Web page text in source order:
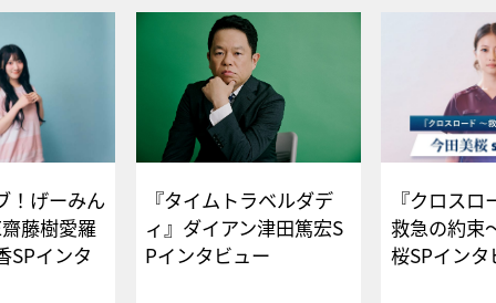
！げーみん
藤樹愛羅
SPインタ
『タイムトラベルダデ
ィ』ダイアン津田篤宏S
Pインタビュー
『クロス
救急の約束
桜SPイ